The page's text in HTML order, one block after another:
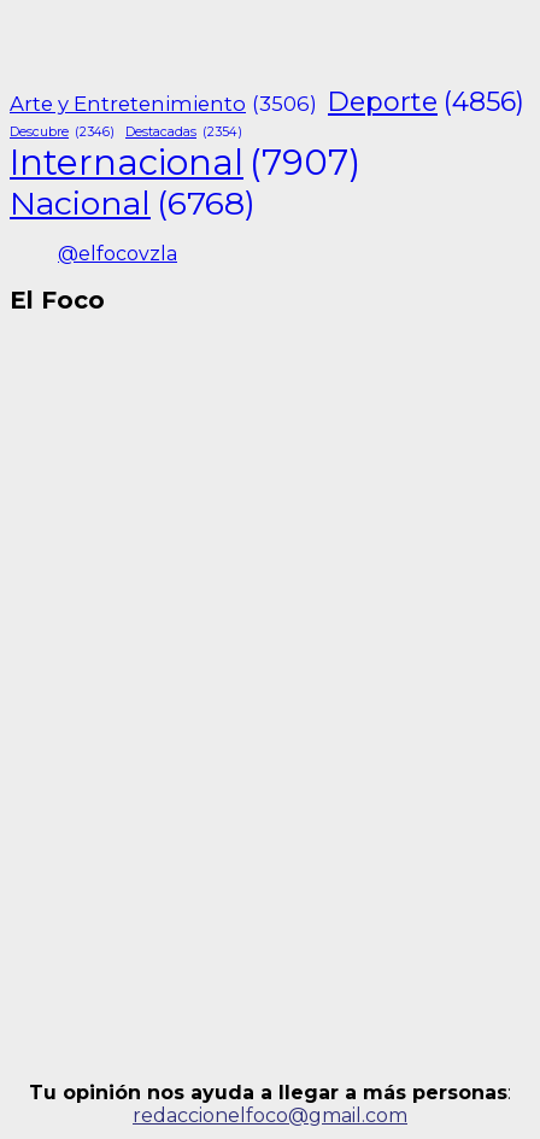
Arte y Entretenimiento (3506) Deporte (4856)
Descubre (2346) Destacadas (2354)
Internacional (7907)
Nacional (6768)
@elfocovzla
El Foco
Tu opinión nos ayuda a llegar a más personas:
redaccionelfoco@gmail.com